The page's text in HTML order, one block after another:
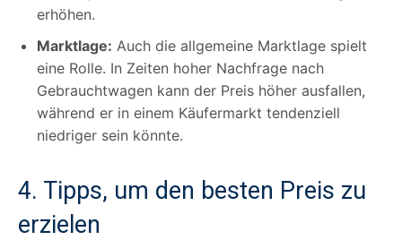
erhöhen.
Marktlage: Auch die allgemeine Marktlage spielt
eine Rolle. In Zeiten hoher Nachfrage nach
Gebrauchtwagen kann der Preis höher ausfallen,
während er in einem Käufermarkt tendenziell
niedriger sein könnte.
4. Tipps, um den besten Preis zu
erzielen